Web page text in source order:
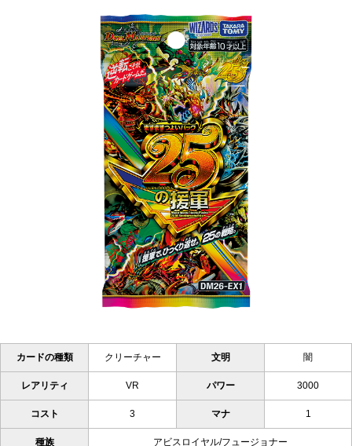
カードの種類 クリーチャー 文明 闇
レアリティ VR パワー 3000
コスト 3 マナ 1
種族 アビスロイヤル/フュージョナー